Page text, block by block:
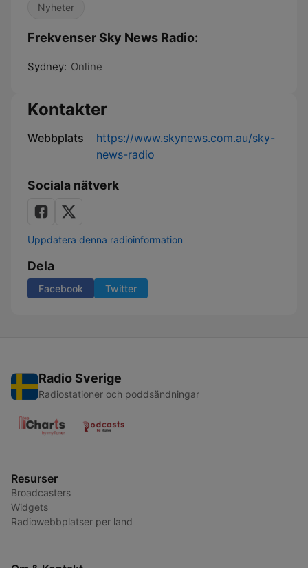
Nyheter
Frekvenser Sky News Radio:
Sydney: Online
Kontakter
Webbplats
https://www.skynews.com.au/sky-
news-radio
Sociala nätverk
Uppdatera denna radioinformation
Dela
Facebook Twitter
Radio Sverige
Radiostationer och poddsändningar
Resurser
Broadcasters
Widgets
Radiowebbplatser per land